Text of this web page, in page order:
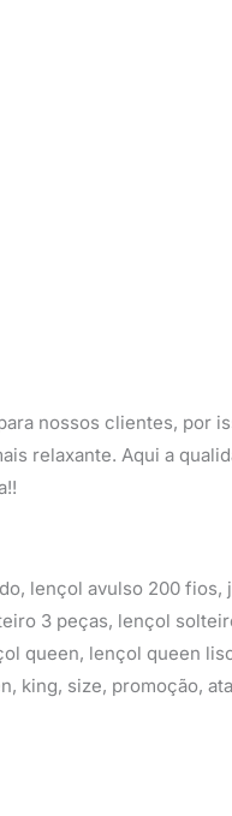
nossos clientes, por
relaxante. Aqui a
lençol avulso 200
3 peças, lençol
queen, lençol queen
king, size, promoção,